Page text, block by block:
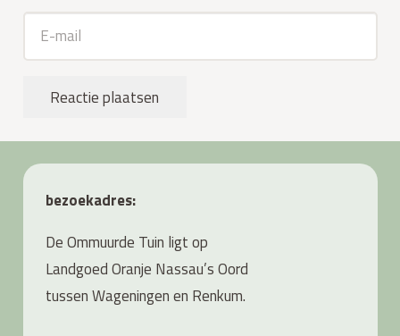
Reactie plaatsen
bezoekadres:
De Ommuurde Tuin ligt op
Landgoed Oranje Nassau’s Oord
tussen Wageningen en Renkum.